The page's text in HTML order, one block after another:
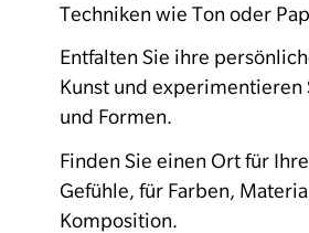
Techniken wie Ton oder
Entfalten Sie ihre
Kunst und experimentieren
und Formen.
Finden Sie einen Ort für
Gefühle, für Farben,
Komposition.